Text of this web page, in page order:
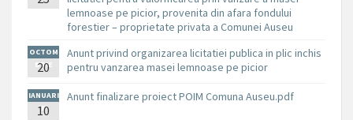
lemnoase pe picior, provenita din afara fondului
forestier – proprietate privata a Comunei Auseu
OCTOM
BRIE
20
Anunt privind organizarea licitatiei publica in plic inchis
pentru vanzarea masei lemnoase pe picior
IANUARI
E
10
Anunt finalizare proiect POIM Comuna Auseu.pdf